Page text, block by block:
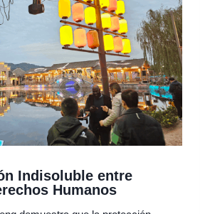
Indisoluble entre
Humanos